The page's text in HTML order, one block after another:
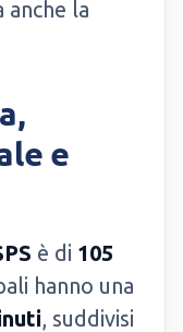
la
e
è di 105
hanno una
, suddivisi